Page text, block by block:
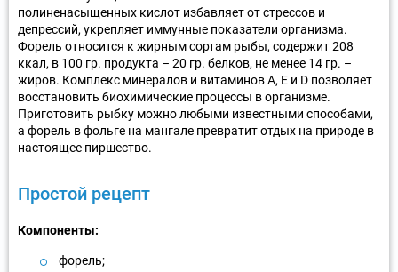
полиненасыщенных кислот избавляет от стрессов и
депрессий, укрепляет иммунные показатели организма.
Форель относится к жирным сортам рыбы, содержит 208
ккал, в 100 гр. продукта – 20 гр. белков, не менее 14 гр. –
жиров. Комплекс минералов и витаминов А, Е и D позволяет
восстановить биохимические процессы в организме.
Приготовить рыбку можно любыми известными способами,
а форель в фольге на мангале превратит отдых на природе в
настоящее пиршество.
Простой рецепт
Компоненты:
форель;